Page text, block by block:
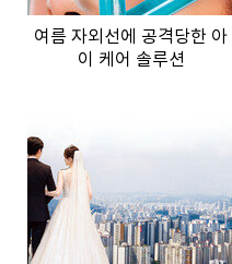
여름 자외선에 공격당한 아
이 케어 솔루션